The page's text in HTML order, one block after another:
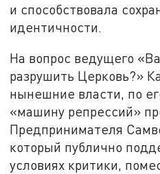
и способствовала
идентичности.
На вопрос ведущего
разрушить Церковь?»
нынешние власти, по
«машину репрессий»
Предпринимателя
который публично
условиях критики,